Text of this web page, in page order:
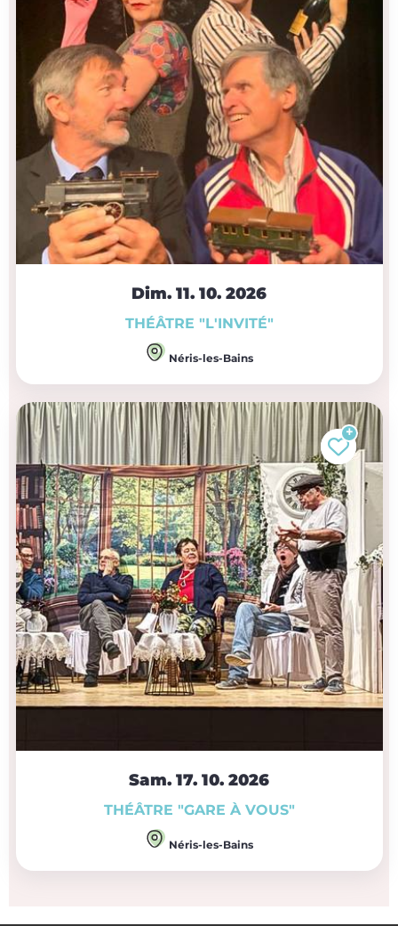
Dim. 11. 10. 2026
THÉÂTRE "L'INVITÉ"
Néris-les-Bains
Sam. 17. 10. 2026
THÉÂTRE "GARE À VOUS"
Néris-les-Bains